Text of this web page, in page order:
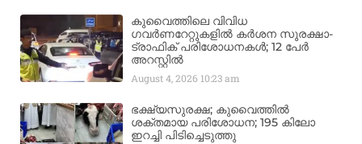
കുവൈത്തിലെ വിവിധ
ഗവർണറേറ്റുകളിൽ കർശന സുരക്ഷാ-
ട്രാഫിക് പരിശോധനകൾ; 12 പേർ
അറസ്റ്റിൽ
August 4, 2026 10:23 am
ഭക്ഷ്യസുരക്ഷ; കുവൈത്തിൽ
ശക്തമായ പരിശോധന; 195 കിലോ
ഇറച്ചി പിടിച്ചെടുത്തു